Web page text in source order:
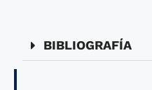
BIBLIOGRAFÍA